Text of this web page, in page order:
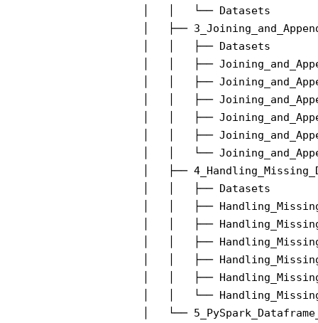
│   │   └── Datasets
│   ├──
│   │   ├── Datasets
│   │   ├──
│   │   ├──
│   │   ├──
│   │   ├──
│   │   ├──
│   │   └──
│   ├──
│   │   ├── Datasets
│   │   ├──
│   │   ├──
│   │   ├──
│   │   ├──
│   │   ├──
│   │   └──
│   └──